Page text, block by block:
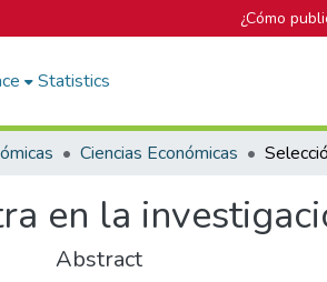
¿Cómo
Statistics
Ciencias Económicas
en la
Abstract